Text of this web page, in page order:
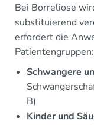
Bei Borreliose
substituierend
erfordert die
Patientengruppen:
Schwangere
B)
Kinder und